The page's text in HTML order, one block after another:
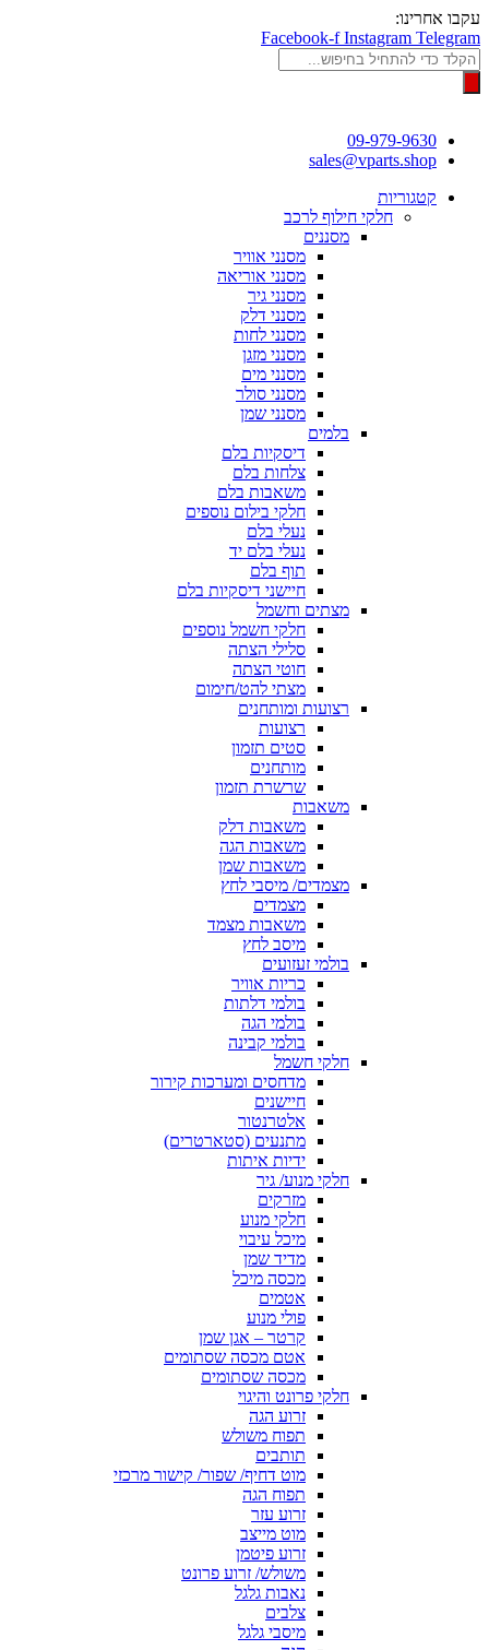
דלג
לתוכן
עקבו אחרינו:
Facebook-f Instagram Telegram
Products
search
09-979-9630
sales@vparts.shop
קטגוריות
חלקי חילוף לרכב
מסננים
מסנני אוויר
מסנני אוריאה
מסנני גיר
מסנני דלק
מסנני לחות
מסנני מזגן
מסנני מים
מסנני סולר
מסנני שמן
בלמים
דיסקיות בלם
צלחות בלם
משאבות בלם
חלקי בילום נוספים
נעלי בלם
נעלי בלם יד
תוף בלם
חיישני דיסקיות בלם
מצתים וחשמל
חלקי חשמל נוספים
סלילי הצתה
חוטי הצתה
מצתי להט/חימום
רצועות ומותחנים
רצועות
סטים תזמון
מותחנים
שרשרת תזמון
משאבות
משאבות דלק
משאבות הגה
משאבות שמן
מצמדים/ מיסבי לחץ
מצמדים
משאבות מצמד
מיסב לחץ
בולמי זעזועים
כריות אוויר
בולמי דלתות
בולמי הגה
בולמי קבינה
חלקי חשמל
מדחסים ומערכות קירור
חיישנים
אלטרנטור
מתנעים (סטארטרים)
ידיות איתות
חלקי מנוע/ גיר
מזרקים
חלקי מנוע
מיכל עיבוי
מדיד שמן
מכסה מיכל
אטמים
פולי מנוע
קרטר – אגן שמן
אטם מכסה שסתומים
מכסה שסתומים
חלקי פרונט והיגוי
זרוע הגה
תפוח משולש
תותבים
מוט דחיף/ שפור/ קישור מרכזי
תפוח הגה
זרוע עזר
מוט מייצב
זרוע פיטמן
משולש/ זרוע פרונט
נאבות גלגל
צלבים
מיסבי גלגל